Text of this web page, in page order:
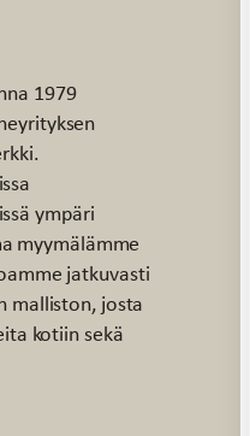
1979
ympäri
myymälämme
jatkuvasti
malliston, josta
kotiin sekä